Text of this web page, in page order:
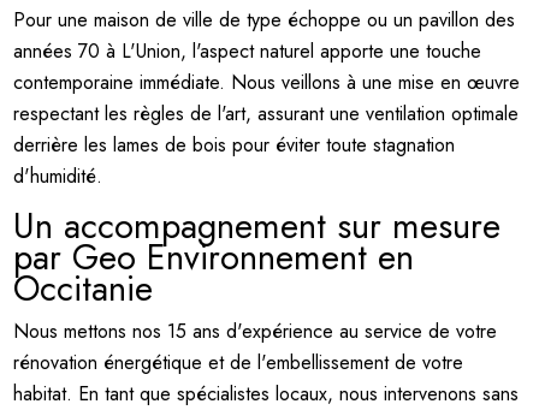
Pour une maison de ville de type échoppe ou un pavillon des
années 70 à L'Union, l'aspect naturel apporte une touche
contemporaine immédiate. Nous veillons à une mise en œuvre
respectant les règles de l'art, assurant une ventilation optimale
derrière les lames de bois pour éviter toute stagnation
d'humidité.
Un accompagnement sur mesure
par Geo Environnement en
Occitanie
Nous mettons nos 15 ans d'expérience au service de votre
rénovation énergétique et de l'embellissement de votre
habitat. En tant que spécialistes locaux, nous intervenons sans